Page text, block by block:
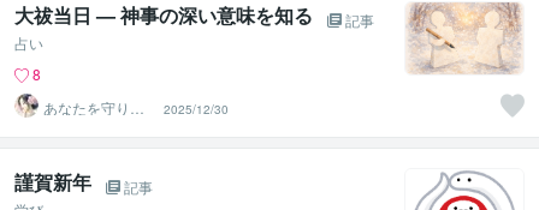
大祓当日 — 神事の深い意味を知る
記事
占い
8
あなたを守り運
を開く・結界師
★心結（ココ
2025/12/30
謹賀新年
記事